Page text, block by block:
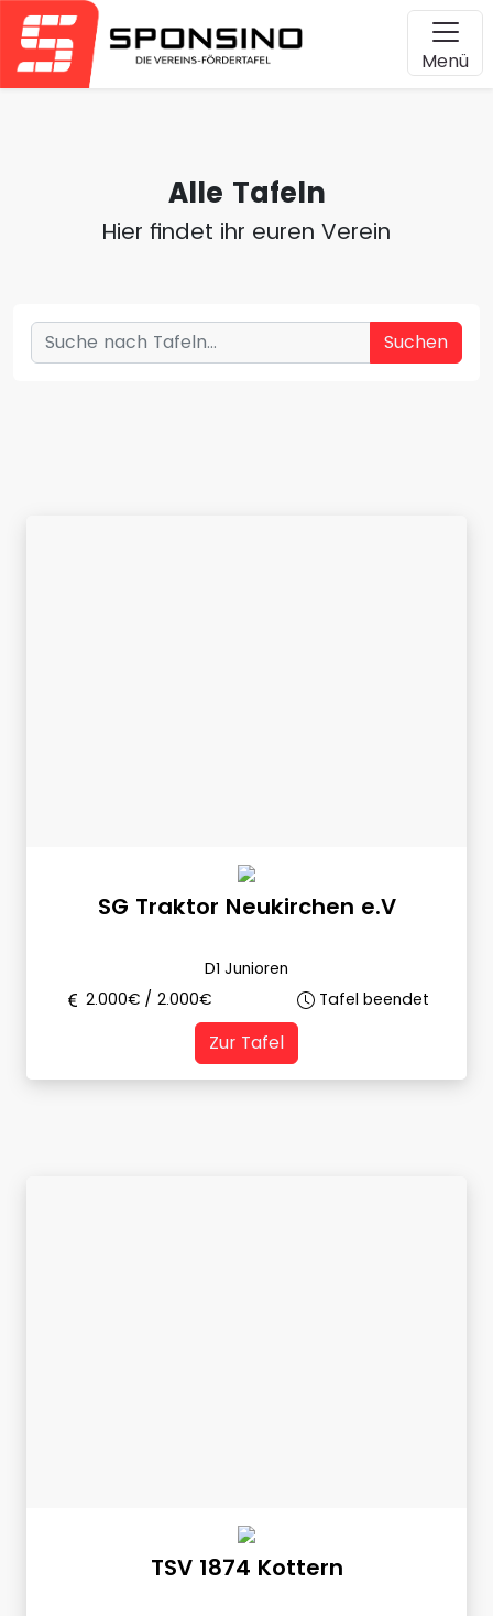
Menü
Alle Tafeln
Hier findet ihr euren Verein
Suchen
SG Traktor Neukirchen e.V
D1 Junioren
2.000€ / 2.000€ Tafel beendet
Zur Tafel
TSV 1874 Kottern